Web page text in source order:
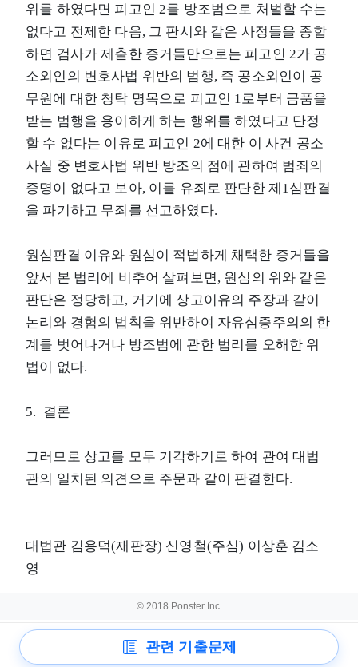
위를 하였다면 피고인 2를 방조범으로 처벌할 수는
없다고 전제한 다음, 그 판시와 같은 사정들을 종합
하면 검사가 제출한 증거들만으로는 피고인 2가 공
소외인의 변호사법 위반의 범행, 즉 공소외인이 공
무원에 대한 청탁 명목으로 피고인 1로부터 금품을
받는 범행을 용이하게 하는 행위를 하였다고 단정
할 수 없다는 이유로 피고인 2에 대한 이 사건 공소
사실 중 변호사법 위반 방조의 점에 관하여 범죄의
증명이 없다고 보아, 이를 유죄로 판단한 제1심판결
을 파기하고 무죄를 선고하였다.
원심판결 이유와 원심이 적법하게 채택한 증거들을
앞서 본 법리에 비추어 살펴보면, 원심의 위와 같은
판단은 정당하고, 거기에 상고이유의 주장과 같이
논리와 경험의 법칙을 위반하여 자유심증주의의 한
계를 벗어나거나 방조범에 관한 법리를 오해한 위
법이 없다.
5. 결론
그러므로 상고를 모두 기각하기로 하여 관여 대법
관의 일치된 의견으로 주문과 같이 판결한다.
대법관 김용덕(재판장) 신영철(주심) 이상훈 김소
영
© 2018 Ponster Inc.
관련 기출문제